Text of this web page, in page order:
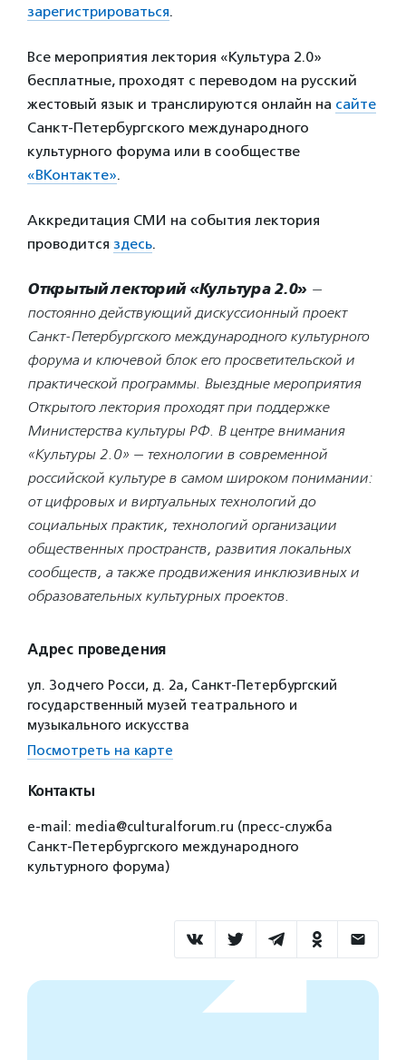
зарегистрироваться.
Все мероприятия лектория «Культура 2.0»
бесплатные, проходят с переводом на русский
жестовый язык и транслируются онлайн на сайте
Санкт-Петербургского международного
культурного форума или в сообществе
«ВКонтакте».
Аккредитация СМИ на события лектория
проводится здесь.
Открытый лекторий «Культура 2.0» —
постоянно действующий дискуссионный проект
Санкт-Петербургского международного культурного
форума и ключевой блок его просветительской и
практической программы. Выездные мероприятия
Открытого лектория проходят при поддержке
Министерства культуры РФ. В центре внимания
«Культуры 2.0» — технологии в современной
российской культуре в самом широком понимании:
от цифровых и виртуальных технологий до
социальных практик, технологий организации
общественных пространств, развития локальных
сообществ, а также продвижения инклюзивных и
образовательных культурных проектов.
Адрес проведения
ул. Зодчего Росси, д. 2а, Санкт-Петербургский
государственный музей театрального и
музыкального искусства
Посмотреть на карте
Контакты
e-mail: media@culturalforum.ru (пресс-служба
Санкт-Петербургского международного
культурного форума)